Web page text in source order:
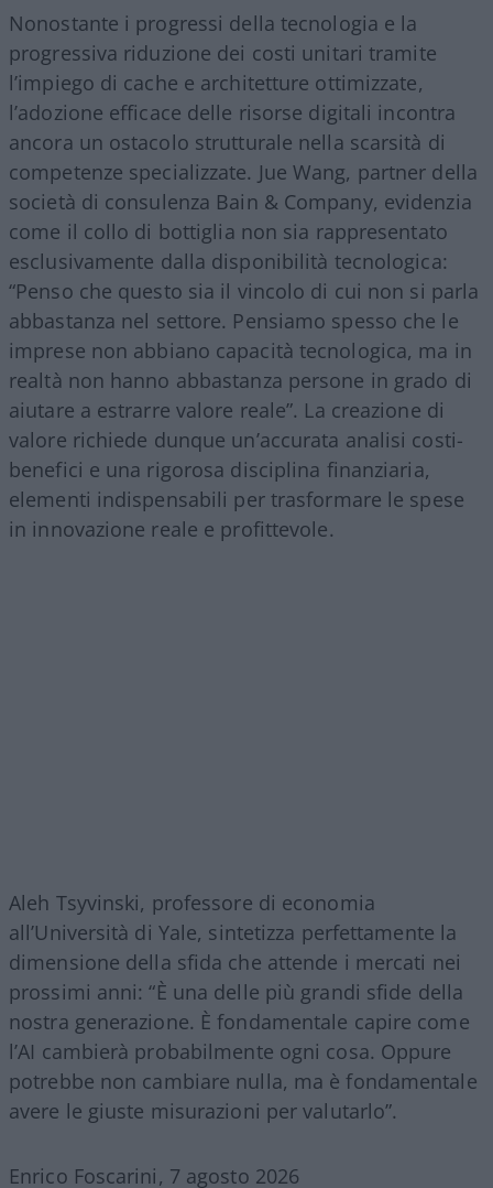
Nonostante i progressi della tecnologia e la
progressiva riduzione dei costi unitari tramite
l’impiego di cache e architetture ottimizzate,
l’adozione efficace delle risorse digitali incontra
ancora un ostacolo strutturale nella scarsità di
competenze specializzate. Jue Wang, partner della
società di consulenza Bain & Company, evidenzia
come il collo di bottiglia non sia rappresentato
esclusivamente dalla disponibilità tecnologica:
“Penso che questo sia il vincolo di cui non si parla
abbastanza nel settore. Pensiamo spesso che le
imprese non abbiano capacità tecnologica, ma in
realtà non hanno abbastanza persone in grado di
aiutare a estrarre valore reale”. La creazione di
valore richiede dunque un’accurata analisi costi-
benefici e una rigorosa disciplina finanziaria,
elementi indispensabili per trasformare le spese
in innovazione reale e profittevole.
Aleh Tsyvinski, professore di economia
all’Università di Yale, sintetizza perfettamente la
dimensione della sfida che attende i mercati nei
prossimi anni: “È una delle più grandi sfide della
nostra generazione. È fondamentale capire come
l’AI cambierà probabilmente ogni cosa. Oppure
potrebbe non cambiare nulla, ma è fondamentale
avere le giuste misurazioni per valutarlo”.
Enrico Foscarini, 7 agosto 2026